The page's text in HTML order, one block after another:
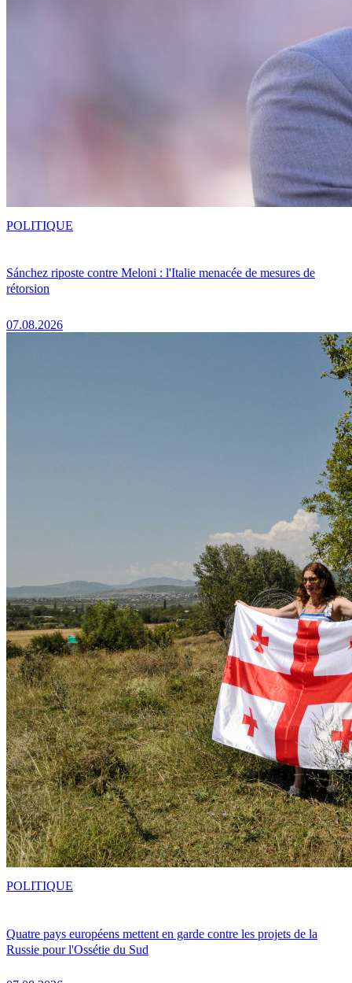
Sánchez riposte contre Meloni : l'Italie menacée de mesures de
rétorsion
07.08.2026
POLITIQUE
Quatre pays européens mettent en garde contre les projets de la
Russie pour l'Ossétie du Sud
POLITIQUE